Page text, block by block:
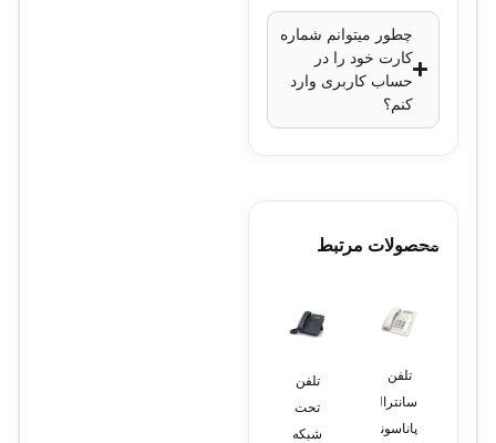
چطور میتوانم شماره
کارت خود را در
حساب کاربری وارد
کنم؟
محصولات مرتبط
تلفن
سانترال
پاناسونیک
تلفن
تحت
شبکه